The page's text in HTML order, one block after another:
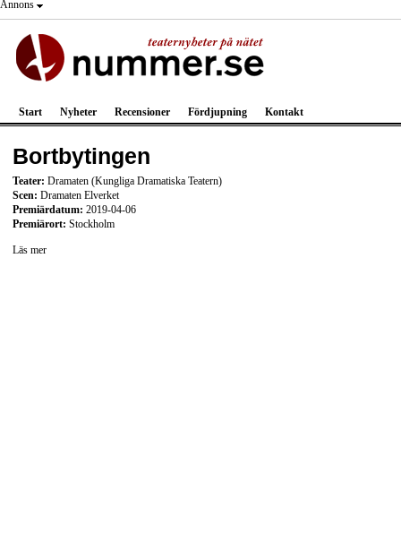
Annons
Start Nyheter Recensioner Fördjupning Kontakt
Bortbytingen
Teater: Dramaten (Kungliga Dramatiska Teatern)
Scen: Dramaten Elverket
Premiärdatum: 2019-04-06
Premiärort: Stockholm
Läs mer